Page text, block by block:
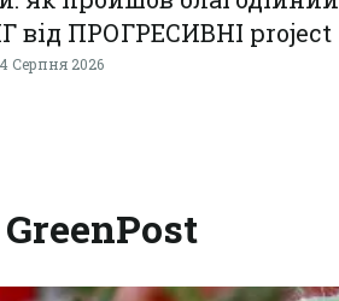
від ПРОГРЕСИВНІ project
Серпня 2026